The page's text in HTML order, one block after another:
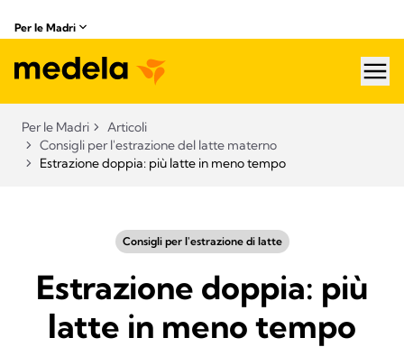
Per le Madri
Per le Madri
Articoli
Consigli per l'estrazione del latte materno
Estrazione doppia: più latte in meno tempo
Consigli per l'estrazione di latte
Estrazione doppia: più
latte in meno tempo